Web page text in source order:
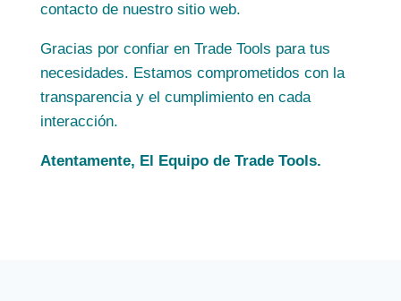
contacto de nuestro sitio web.
Gracias por confiar en Trade Tools para tus
necesidades. Estamos comprometidos con la
transparencia y el cumplimiento en cada
interacción.
Atentamente, El Equipo de Trade Tools.